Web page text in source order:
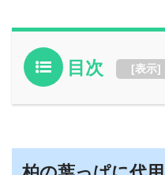
目次 [表示]